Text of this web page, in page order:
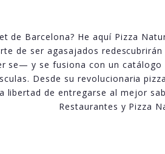
de Barcelona? He aquí Pizza
de ser agasajados
se— y se fusiona con un catálogo
Desde su revolucionaria
libertad de entregarse al mejor
Restaurantes y Pizza